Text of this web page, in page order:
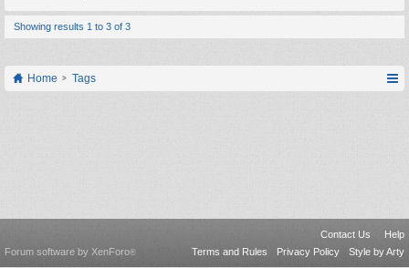
Showing results 1 to 3 of 3
Home Tags
Contact Us
Help
Terms and Rules
Privacy Policy Style by Arty
Forum software by XenForo®